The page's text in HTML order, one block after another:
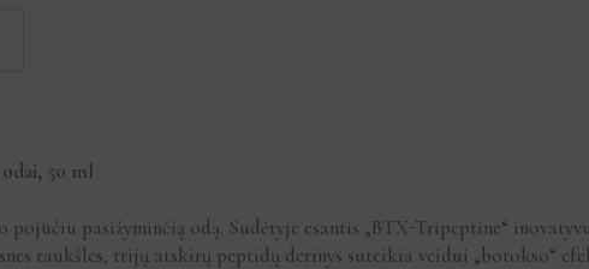
50 ml
pasižyminčią odą. Sudėtyje esantis „BTX-Tripeptine“
raukšles, trijų atskirų peptidų derinys suteikia veidui „botokso“